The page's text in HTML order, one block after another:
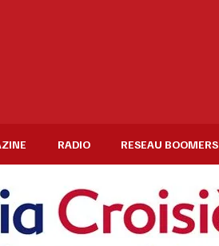
RADIO RESEAU BOOMERS